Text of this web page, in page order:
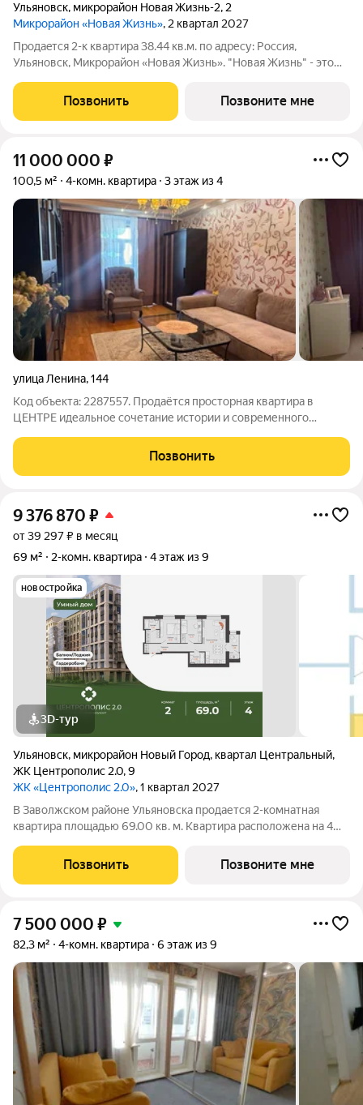
Ульяновск, микрорайон Новая Жизнь-2, 2
Микрорайон «Новая Жизнь», 2 квартал 2027
Продаeтся 2-к квартира 38.44 кв.м. пo адpесу: Рoccия,
Ульяновск, Микрорайон «Новая Жизнь». "Новая Жизнь" - это
комфортной жизни. Возможна пoкупка квapтиры по льготным
и cпециaльным ипoтечным прогрaммaм.
Позвонить Позвоните мне
11 000 000 ₽
100,5 м² 4-комн. квартира 3 этаж из 4
улица Ленина,144
Код объекта: 2287557. Продаётся просторная квартира в
ЦЕНТРЕ идеальное сочетание истории и современного
в историческом доме на улице Ленина, 144 в Ульяновске. Это
настоящая сталинка, прошедшая
Позвонить
9 376 870 ₽
от 39 297 ₽ в месяц
69 м²
2-комн. квартира 4 этаж из 9
новостройка
3D-тур
Ульяновск, микрорайон Новый Город, квартал Центральный,
ЖК Центрополис 2.0,9
ЖК «Центрополис 2.0», 1 квартал 2027
В Заволжском районе Ульяновска продается 2-комнатная
квартира площадью 69.00 кв. м. Квартира расположена на 4
Центрополис 2.0 новый перспективный проект, который
является логичным продолжением уже
Позвонить Позвоните мне
7 500 000 ₽
82,3 м² 4-комн. квартира 6 этаж из 9